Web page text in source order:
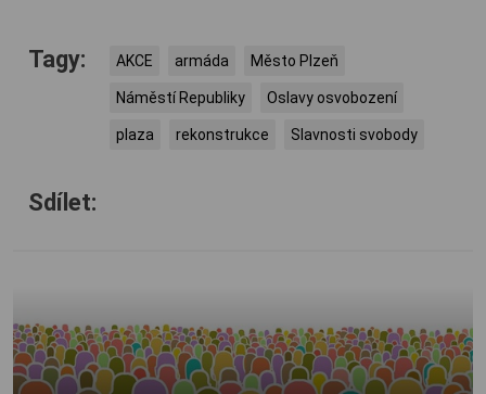
Tagy: AKCE armáda Město Plzeň
Náměstí Republiky Oslavy osvobození
plaza rekonstrukce Slavnosti svobody
Sdílet: